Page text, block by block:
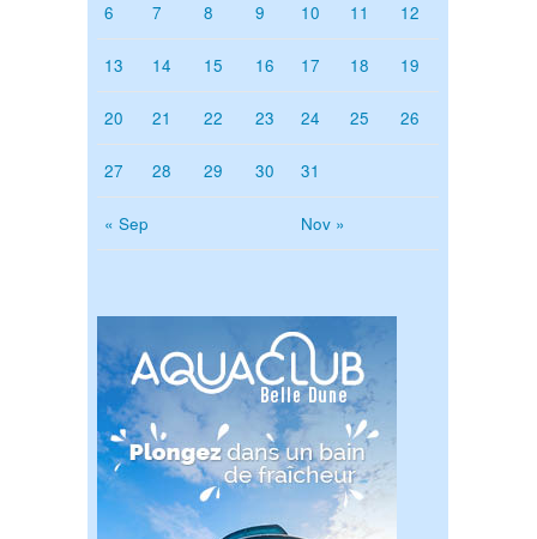
« Sep Nov »
6 7 8 9 10 11 12
13 14 15 16 17 18 19
20 21 22 23 24 25 26
27 28 29 30 31